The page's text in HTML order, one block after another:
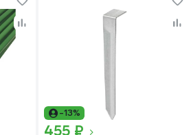
-13%
455 ₽